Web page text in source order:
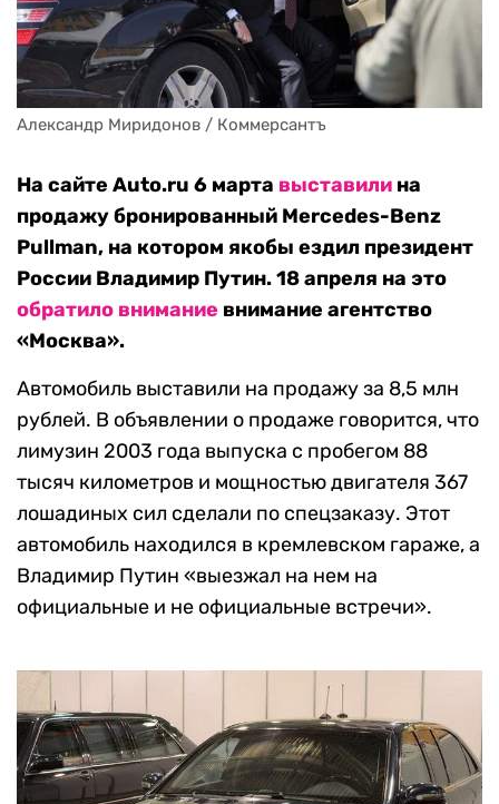
Александр Миридонов / Коммерсантъ
На сайте Auto.ru 6 марта выставили на
продажу бронированный Mercedes-Benz
Pullman, на котором якобы ездил президент
России Владимир Путин. 18 апреля на это
обратило внимание внимание агентство
«Москва».
Автомобиль выставили на продажу за 8,5 млн
рублей. В объявлении о продаже говорится, что
лимузин 2003 года выпуска с пробегом 88
тысяч километров и мощностью двигателя 367
лошадиных сил сделали по спецзаказу. Этот
автомобиль находился в кремлевском гараже, а
Владимир Путин «выезжал на нем на
официальные и не официальные встречи».